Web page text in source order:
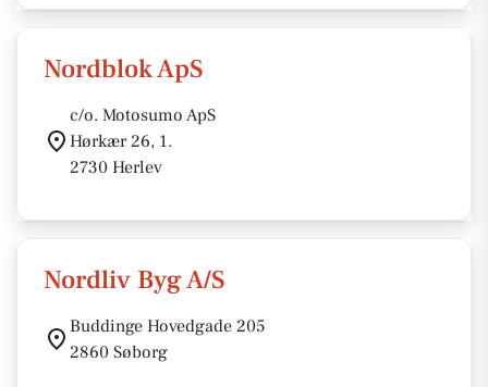
Nordblok ApS
c/o. Motosumo ApS
Hørkær 26, 1.
2730 Herlev
Nordliv Byg A/S
Buddinge Hovedgade 205
2860 Søborg